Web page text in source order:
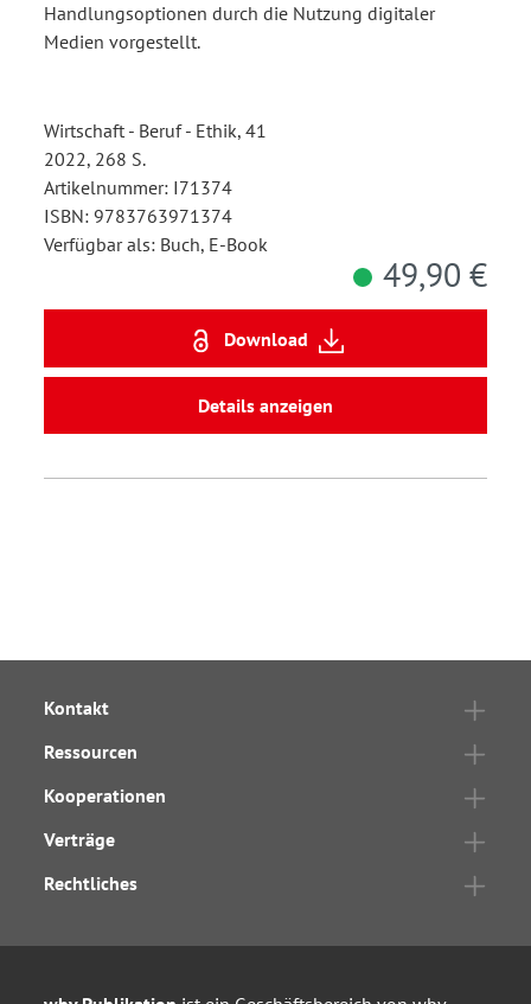
Handlungsoptionen durch die Nutzung digitaler
Medien vorgestellt.
Wirtschaft - Beruf - Ethik, 41
2022, 268 S.
Artikelnummer: I71374
ISBN: 9783763971374
Verfügbar als: Buch, E-Book
49,90 €
Download
Details anzeigen
Kontakt
Ressourcen
Kooperationen
Verträge
Rechtliches